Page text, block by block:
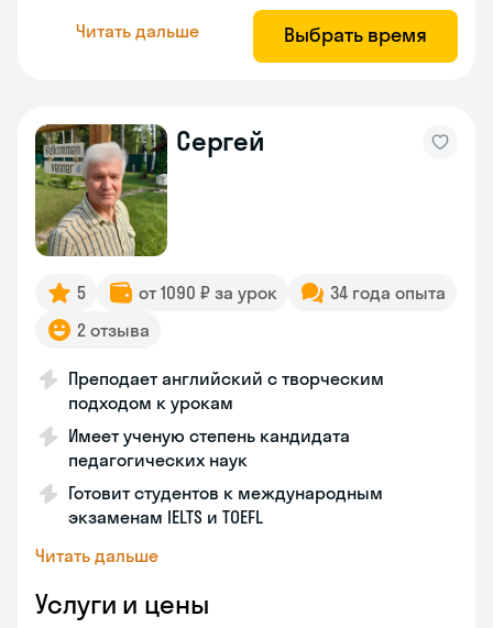
Читать дальше Выбрать время
Сергей
5 от 1090 ₽ за урок
34 года опыта
2 отзыва
Преподает английский с творческим
подходом к урокам
Имеет ученую степень кандидата
педагогических наук
Готовит студентов к международным
экзаменам IELTS и TOEFL
Читать дальше
Услуги и цены